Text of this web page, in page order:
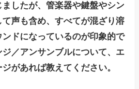
したが、管楽器や鍵盤やシン
声も含め、すべてが混ざり溶
ドになっているのが印象的で
ジ／アンサンブルについて、エ
があれば教えてください。